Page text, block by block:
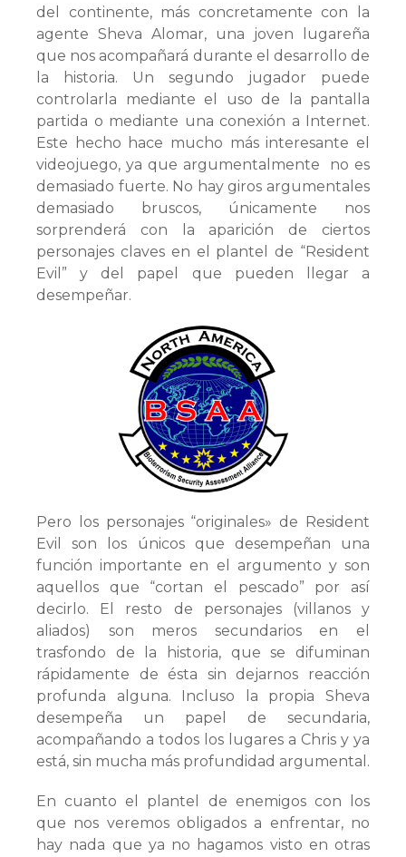
del continente, más concretamente con la
agente Sheva Alomar, una joven lugareña
que nos acompañará durante el desarrollo de
la historia. Un segundo jugador puede
controlarla mediante el uso de la pantalla
partida o mediante una conexión a Internet.
Este hecho hace mucho más interesante el
videojuego, ya que argumentalmente no es
demasiado fuerte. No hay giros argumentales
demasiado bruscos, únicamente nos
sorprenderá con la aparición de ciertos
personajes claves en el plantel de “Resident
Evil” y del papel que pueden llegar a
desempeñar.
Pero los personajes “originales» de Resident
Evil son los únicos que desempeñan una
función importante en el argumento y son
aquellos que “cortan el pescado” por así
decirlo. El resto de personajes (villanos y
aliados) son meros secundarios en el
trasfondo de la historia, que se difuminan
rápidamente de ésta sin dejarnos reacción
profunda alguna. Incluso la propia Sheva
desempeña un papel de secundaria,
acompañando a todos los lugares a Chris y ya
está, sin mucha más profundidad argumental.
En cuanto el plantel de enemigos con los
que nos veremos obligados a enfrentar, no
hay nada que ya no hagamos visto en otras